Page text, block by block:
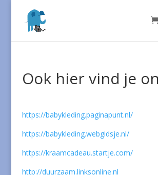
Ook hier vind je
https://babykleding.paginapunt.nl/
https://babykleding.webgidsje.nl/
https://kraamcadeau.startje.com/
http://duurzaam.linksonline.nl